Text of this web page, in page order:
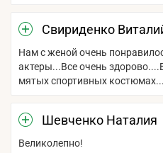
Свириденко
Нам с женой очень
актеры...Все очень
мятых спортивных
Шевченко Наталия
Великолепно!